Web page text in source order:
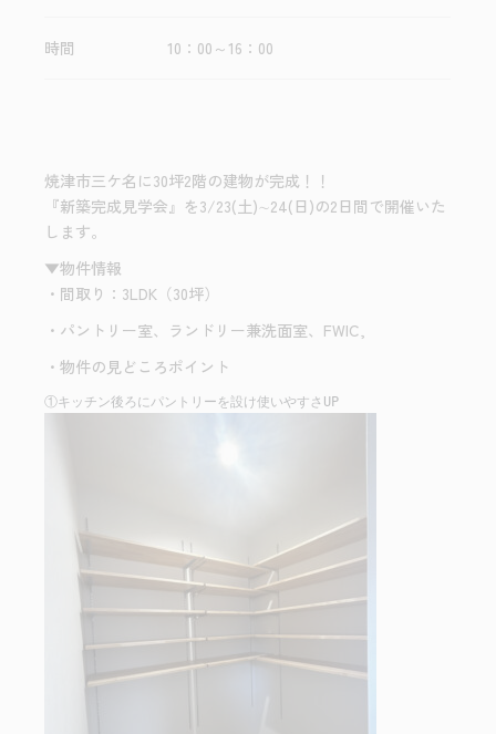
時間 10：00～16：00
焼津市三ケ名に30坪2階の建物が完成！！
『新築完成見学会』を3/23(土)∼24(日)の2日間で開催いた
します。
▼物件情報
・間取り：3LDK（30坪）
・パントリー室、ランドリー兼洗面室、FWIC,
・物件の見どころポイント